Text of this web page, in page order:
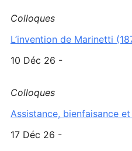
Colloques
L’invention de Marinetti
10 Déc 26 -
Colloques
Assistance, bienfaisance
17 Déc 26 -